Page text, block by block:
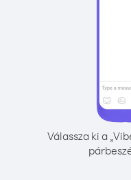
Válassza ki a